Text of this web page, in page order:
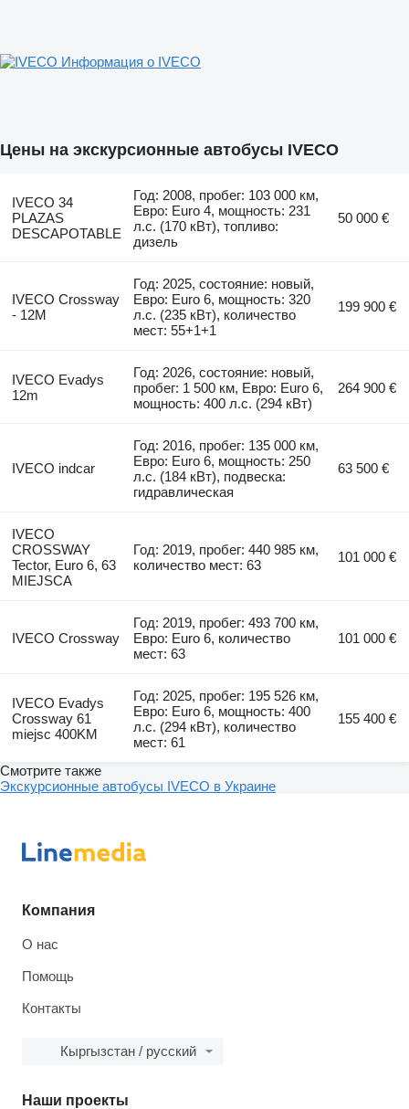
Информация о IVECO
Цены на экскурсионные автобусы IVECO
IVECO 34
PLAZAS
DESCAPOTABLE
Год: 2008, пробег: 103 000 км,
Евро: Euro 4, мощность: 231
л.с. (170 кВт), топливо:
дизель
50 000 €
IVECO Crossway
- 12M
Год: 2025, состояние: новый,
Евро: Euro 6, мощность: 320
л.с. (235 кВт), количество
мест: 55+1+1
199 900 €
IVECO Evadys
12m
Год: 2026, состояние: новый,
пробег: 1 500 км, Евро: Euro 6,
мощность: 400 л.с. (294 кВт)
264 900 €
IVECO indcar
Год: 2016, пробег: 135 000 км,
Евро: Euro 6, мощность: 250
л.с. (184 кВт), подвеска:
гидравлическая
63 500 €
IVECO
CROSSWAY
Tector, Euro 6, 63
MIEJSCA
Год: 2019, пробег: 440 985 км,
количество мест: 63
101 000 €
IVECO Crossway
Год: 2019, пробег: 493 700 км,
Евро: Euro 6, количество
мест: 63
101 000 €
IVECO Evadys
Crossway 61
miejsc 400KM
Год: 2025, пробег: 195 526 км,
Евро: Euro 6, мощность: 400
л.с. (294 кВт), количество
мест: 61
155 400 €
Смотрите также
Экскурсионные автобусы IVECO в Украине
Компания
О нас
Помощь
Контакты
Кыргызстан / русский
Наши проекты